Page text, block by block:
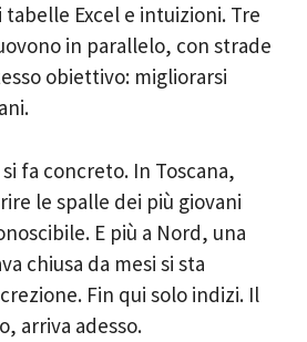
tabelle Excel e intuizioni. Tre
in parallelo, con strade
obiettivo: migliorarsi
fa concreto. In Toscana,
le spalle dei più giovani
E più a Nord, una
chiusa da mesi si sta
Fin qui solo indizi. Il
arriva adesso.